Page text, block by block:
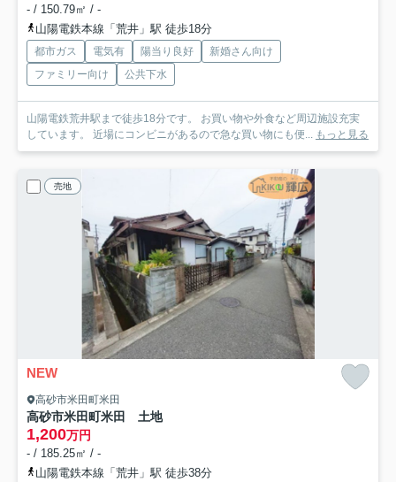
- / 150.79㎡ / -
山陽電鉄本線「荒井」駅 徒歩18分
都市ガス 電気有 陽当り良好
新婚さん向け
ファミリー向け
公共下水
山陽電鉄荒井駅まで徒歩18分です。 お買い物や外食など周辺施設充実
しています。 近場にコンビニがあるので急な買い物にも便...
もっと見る
売地
NEW
高砂市米田町米田
高砂市米田町米田 土地
1,200万円
- / 185.25㎡ / -
山陽電鉄本線「荒井」駅 徒歩38分